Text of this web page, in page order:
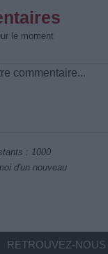
le moment
: 1000
d'un nouveau
RETROUVEZ-NOUS